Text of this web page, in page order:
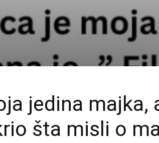
jedina majka,
šta misli o